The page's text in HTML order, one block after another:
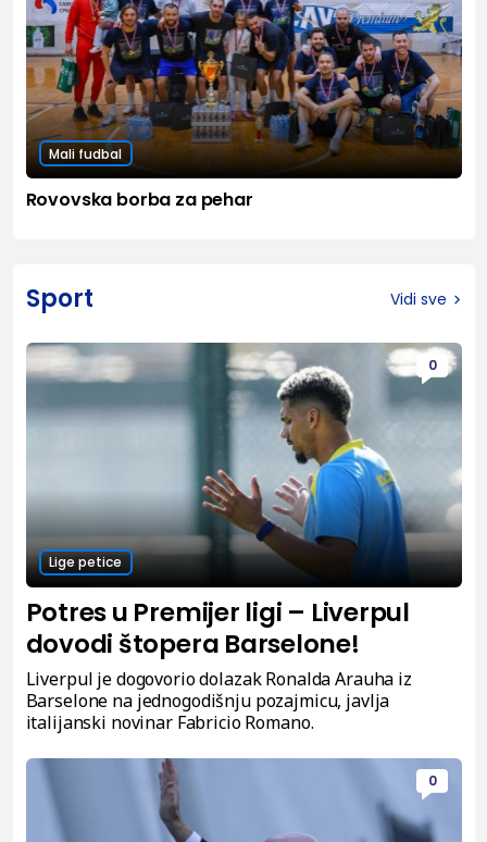
Mali fudbal
Rovovska borba za pehar
Sport Vidi sve
0
Lige petice
Potres u Premijer ligi – Liverpul
dovodi štopera Barselone!
Liverpul je dogovorio dolazak Ronalda Arauha iz
Barselone na jednogodišnju pozajmicu, javlja
italijanski novinar Fabricio Romano.
0